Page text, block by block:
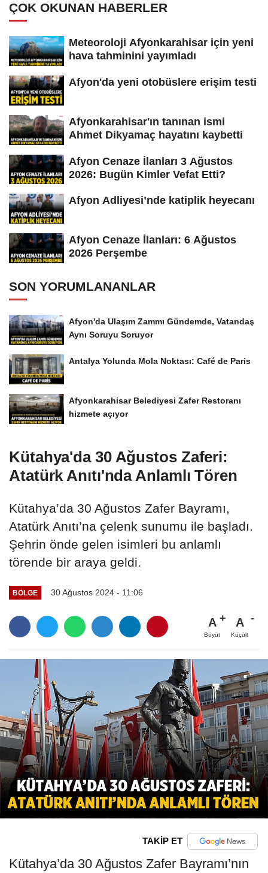
ÇOK OKUNAN HABERLER
Meteoroloji Afyonkarahisar için yeni
hava tahminini yayımladı
Afyon'da yeni otobüslere erişim testi
Afyonkarahisar'ın tanınan ismi
Ahmet Dikyamaç hayatını kaybetti
Afyon Cenaze İlanları 3 Ağustos
2026: Bugün Kimler Vefat Etti?
Afyon Adliyesi’nde katiplik heyecanı
Afyon Cenaze İlanları: 6 Ağustos
2026 Perşembe
SON YORUMLANANLAR
Afyon'da Ulaşım Zammı Gündemde, Vatandaş
Aynı Soruyu Soruyor
Antalya Yolunda Mola Noktası: Café de Paris
Afyonkarahisar Belediyesi Zafer Restoranı
hizmete açıyor
Kütahya'da 30 Ağustos Zaferi:
Atatürk Anıtı'nda Anlamlı Tören
Kütahya’da 30 Ağustos Zafer Bayramı,
Atatürk Anıtı’na çelenk sunumu ile başladı.
Şehrin önde gelen isimleri bu anlamlı
törende bir araya geldi.
BÖLGE 30 Ağustos 2024 - 11:06
A
Büyüt
A
Küçült
TAKİP ET
Kütahya’da 30 Ağustos Zafer Bayramı’nın